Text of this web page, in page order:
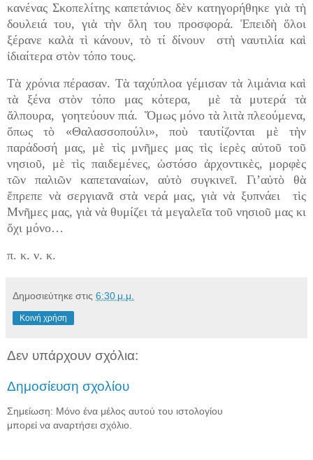
κανένας Σκοπελίτης καπετάνιος δὲν κατηγορήθηκε γιὰ τὴ
δουλειά του, γιὰ τὴν ὅλη του προσφορά. Ἐπειδὴ ὅλοι
ξέρανε καλὰ τὶ κάνουν, τὸ τί δίνουν στὴ ναυτιλία καὶ
ἰδιαίτερα στὸν τόπο τους.
Τὰ χρόνια πέρασαν. Τὰ ταχύπλοα γέμισαν τὰ λιμάνια καὶ
τὰ ξένα στὸν τόπο μας κότερα, μὲ τὰ μυτερά τὰ
ἄλπουρα, γοητεύουν πιά. Ὅμως μόνο τὰ λιτὰ πλεούμενα,
ὅπως τὸ «Θαλασσοπούλι», ποὺ ταυτίζονται μὲ τὴν
παράδοσή μας, μὲ τὶς μνῆμες μας τὶς ἱερὲς αὐτοῦ τοῦ
νησιοῦ, μὲ τὶς παιδεμένες, ὡστόσο ἀρχοντικὲς, μορφὲς
τῶν παλιῶν καπεταναίων, αὐτὸ συγκινεῖ. Γι’αὐτὸ θὰ
ἔπρεπε νὰ σεργιανᾶ στὰ νερά μας, γιὰ νὰ ξυπνάει τὶς
Μνῆμες μας, γιὰ νὰ θυμίζει τἀ μεγαλεῖα τοῦ νησιοῦ μας κι
ὄχι μόνο…
π. κ. ν. κ.
Δημοσιεύτηκε στις 6:30 μ.μ.
Κοινή χρήση
Δεν υπάρχουν σχόλια:
Δημοσίευση σχολίου
Σημείωση: Μόνο ένα μέλος αυτού του ιστολογίου
μπορεί να αναρτήσει σχόλιο.